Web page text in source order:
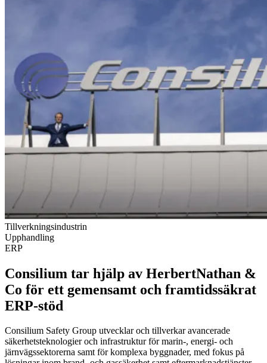
Tillverkningsindustrin
Upphandling
ERP
Consilium tar hjälp av HerbertNathan &
Co för ett gemensamt och framtidssäkrat
ERP-stöd
Consilium Safety Group utvecklar och tillverkar avancerade
säkerhetsteknologier och infrastruktur för marin-, energi- och
järnvägssektorerna samt för komplexa byggnader, med fokus på